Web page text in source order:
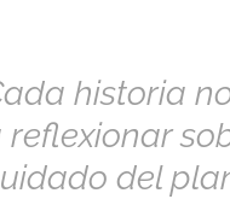
historia
reflexionar
del